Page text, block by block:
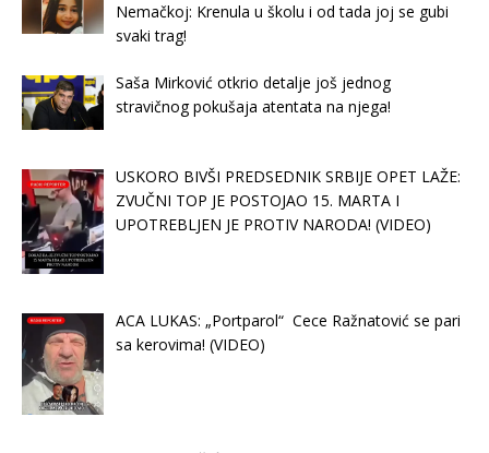
Nemačkoj: Krenula u školu i od tada joj se gubi
svaki trag!
Saša Mirković otkrio detalje još jednog
stravičnog pokušaja atentata na njega!
USKORO BIVŠI PREDSEDNIK SRBIJE OPET LAŽE:
ZVUČNI TOP JE POSTOJAO 15. MARTA I
UPOTREBLJEN JE PROTIV NARODA! (VIDEO)
ACA LUKAS: „Portparol“ Cece Ražnatović se pari
sa kerovima! (VIDEO)